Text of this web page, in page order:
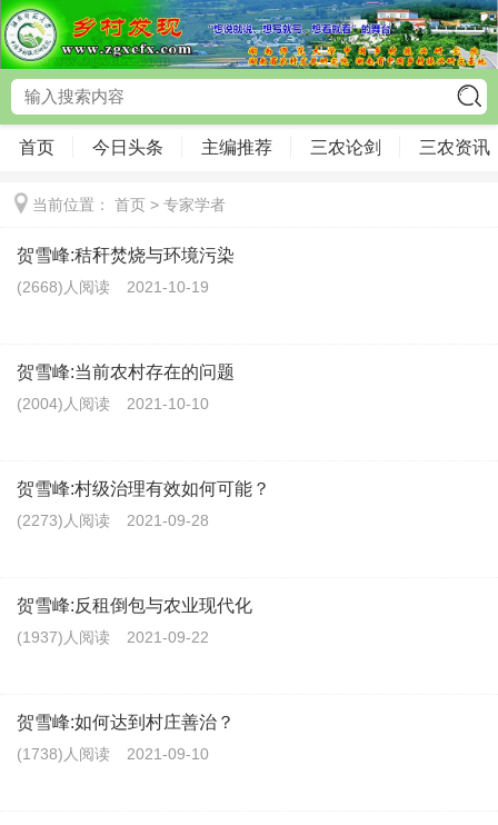
首页 今日头条 主编推荐 三农论剑 三农资讯
当前位置： 首页 > 专家学者
贺雪峰:秸秆焚烧与环境污染
(2668)人阅读 2021-10-19
贺雪峰:当前农村存在的问题
(2004)人阅读 2021-10-10
贺雪峰:村级治理有效如何可能？
(2273)人阅读 2021-09-28
贺雪峰:反租倒包与农业现代化
(1937)人阅读 2021-09-22
贺雪峰:如何达到村庄善治？
(1738)人阅读 2021-09-10